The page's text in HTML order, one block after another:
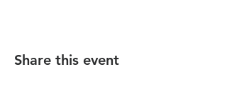
Share this event